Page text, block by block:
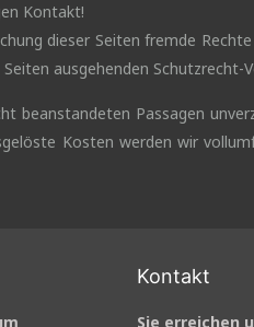
Kontakt!
dieser Seiten fremde
ausgehenden
beanstandeten Passagen
Kosten werden wir
Kontakt
Sie erreichen